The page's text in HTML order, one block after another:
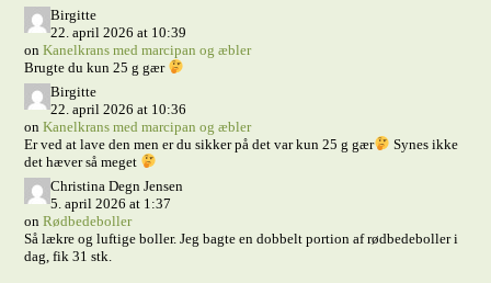
Birgitte
22. april 2026 at 10:39
onKanelkrans med marcipan og æbler
Brugte du kun 25 g gær
Birgitte
22. april 2026 at 10:36
onKanelkrans med marcipan og æbler
Er ved at lave den men er du sikker på det var kun 25 g gær
Synes ikke
det hæver så meget
Christina Degn Jensen
5. april 2026 at 1:37
onRødbedeboller
Så lækre og luftige boller. Jeg bagte en dobbelt portion af rødbedeboller i
dag, fik 31 stk.